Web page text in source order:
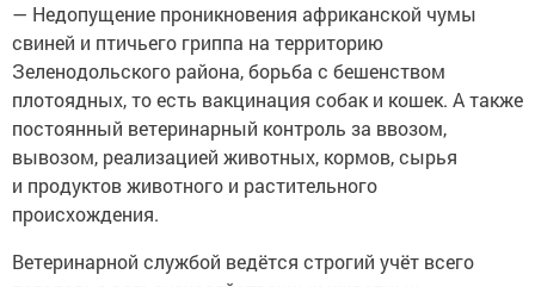
— Недопущение проникновения африканской чумы
свиней и птичьего гриппа на территорию
Зеленодольского района, борьба с бешенством
плотоядных, то есть вакцинация собак и кошек. А также
постоянный ветеринарный контроль за ввозом,
вывозом, реализацией животных, кормов, сырья
и продуктов животного и растительного
происхождения.
Ветеринарной службой ведётся строгий учёт всего